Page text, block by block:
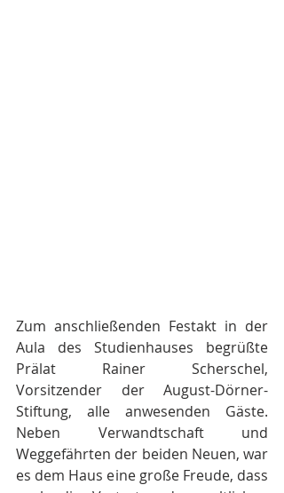
Zum anschließenden Festakt in der
Aula des Studienhauses begrüßte
Prälat Rainer Scherschel,
Vorsitzender der August-Dörner-
Stiftung, alle anwesenden Gäste.
Neben Verwandtschaft und
Weggefährten der beiden Neuen, war
es dem Haus eine große Freude, dass